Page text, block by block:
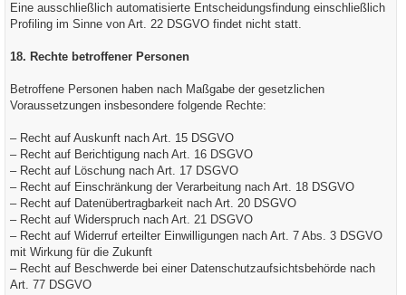
Eine ausschließlich automatisierte Entscheidungsfindung einschließlich
Profiling im Sinne von Art. 22 DSGVO findet nicht statt.
18. Rechte betroffener Personen
Betroffene Personen haben nach Maßgabe der gesetzlichen
Voraussetzungen insbesondere folgende Rechte:
– Recht auf Auskunft nach Art. 15 DSGVO
– Recht auf Berichtigung nach Art. 16 DSGVO
– Recht auf Löschung nach Art. 17 DSGVO
– Recht auf Einschränkung der Verarbeitung nach Art. 18 DSGVO
– Recht auf Datenübertragbarkeit nach Art. 20 DSGVO
– Recht auf Widerspruch nach Art. 21 DSGVO
– Recht auf Widerruf erteilter Einwilligungen nach Art. 7 Abs. 3 DSGVO
mit Wirkung für die Zukunft
– Recht auf Beschwerde bei einer Datenschutzaufsichtsbehörde nach
Art. 77 DSGVO